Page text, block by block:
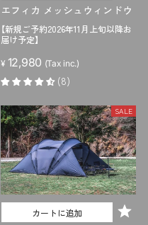
エフィカ メッシュウィンドウ
【新規ご予約2026年11月上旬以降お
届け予定】
¥ 12,980 (Tax inc.)
(8)
SALE
カートに追加